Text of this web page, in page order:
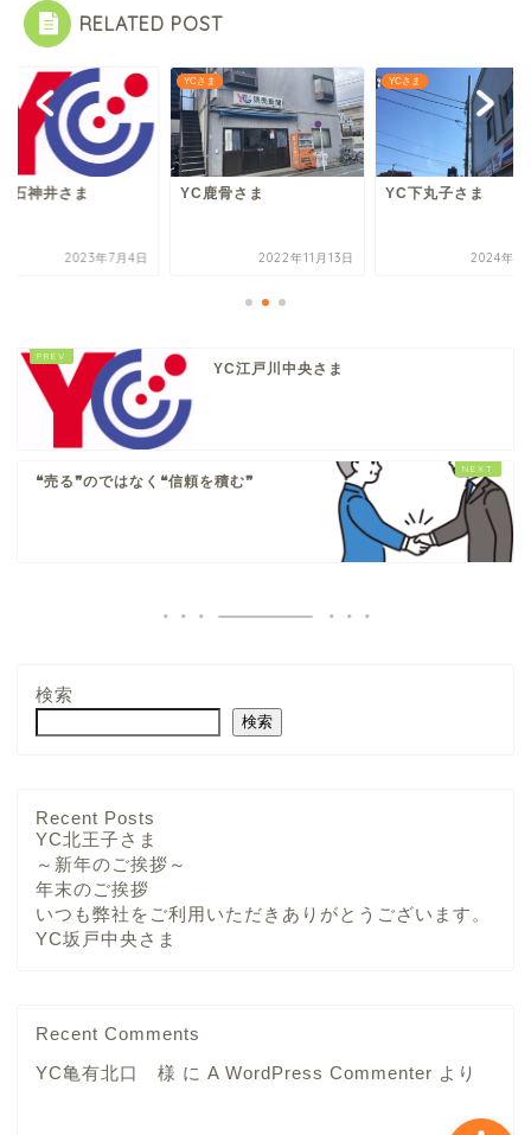
RELATED POST
石神井さま
2023年7月4日
YCさま
YC鹿骨さま
2022年11月13日
YCさま
YC下丸子さま
2024年1
YC江戸川中央さま
❝売る❞のではなく❝信頼を積む❞
検索
検索
Recent Posts
YC北王子さま
～新年のご挨拶～
年末のご挨拶
いつも弊社をご利用いただきありがとうございます。
YC坂戸中央さま
Recent Comments
YC亀有北口 様 に A WordPress Commenter より